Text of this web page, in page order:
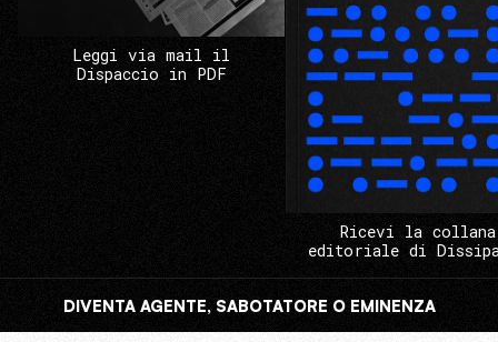
Leggi via mail il
Dispaccio in PDF
Ricevi la collana
editoriale di
DIVENTA AGENTE, SABOTATORE O EMINENZA